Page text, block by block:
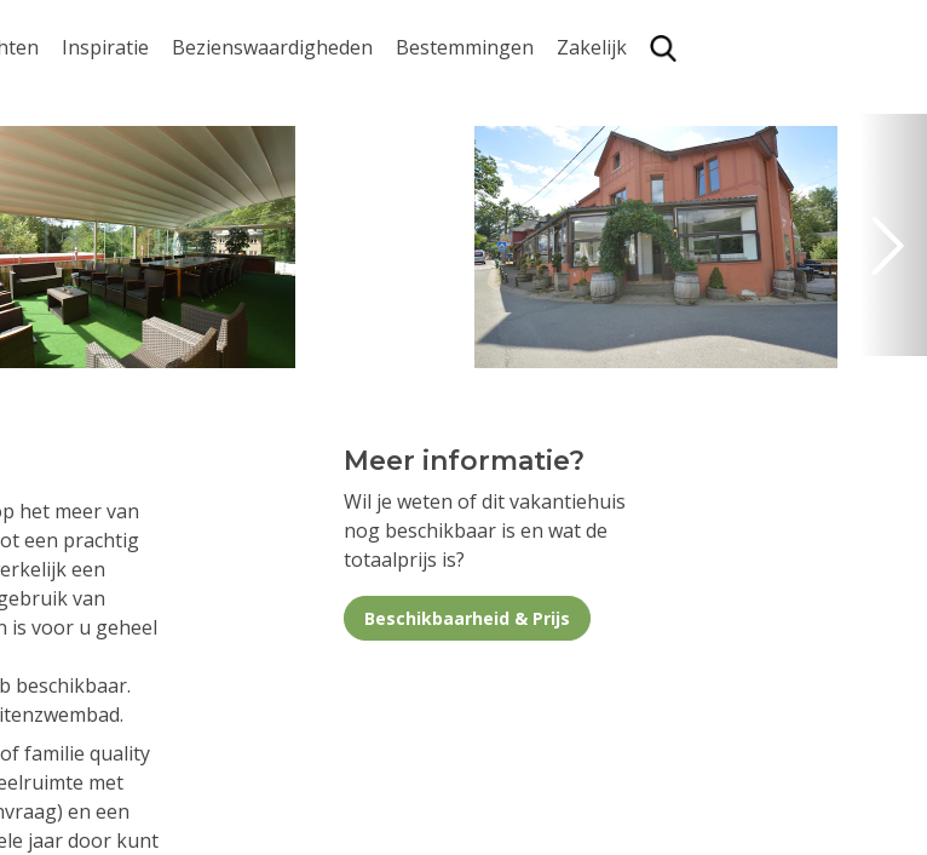
Inspiratie Bezienswaardigheden Bestemmingen Zakelijk
het meer van
een prachtig
een
van
is voor u geheel
beschikbaar.
familie quality
met
en een
jaar door kunt
Meer informatie?
Wil je weten of dit vakantiehuis
nog beschikbaar is en wat de
totaalprijs is?
Beschikbaarheid & Prijs